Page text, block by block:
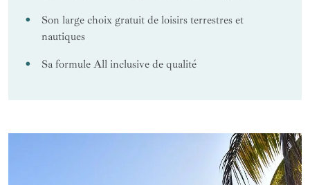
Son large choix gratuit de loisirs terrestres et
nautiques
Sa formule All inclusive de qualité